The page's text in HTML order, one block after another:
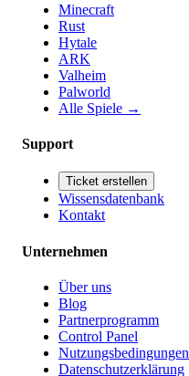
Minecraft
Rust
Hytale
ARK
Valheim
Palworld
Alle Spiele →
Support
Ticket erstellen
Wissensdatenbank
Kontakt
Unternehmen
Über uns
Blog
Partnerprogramm
Control Panel
Nutzungsbedingungen
Datenschutzerklärung